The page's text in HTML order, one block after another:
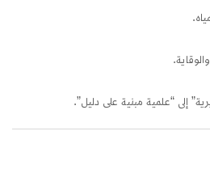
إلى “علمية مبنية على دليل”.